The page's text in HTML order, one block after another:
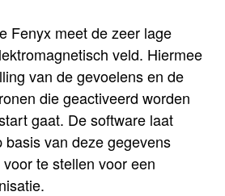
Fenyx meet de zeer lage
veld. Hiermee
van de gevoelens en de
die geactiveerd worden
gaat. De software laat
van deze gegevens
te stellen voor een